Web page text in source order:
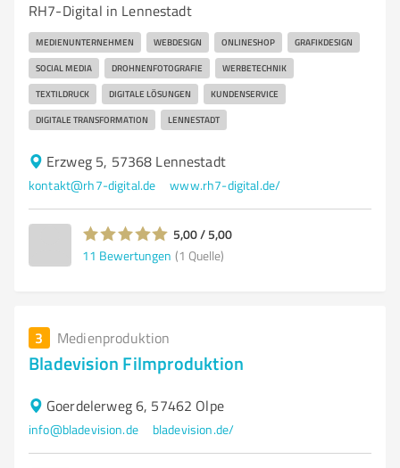
RH7-Digital in Lennestadt
MEDIENUNTERNEHMEN WEBDESIGN ONLINESHOP GRAFIKDESIGN
SOCIAL MEDIA DROHNENFOTOGRAFIE WERBETECHNIK
TEXTILDRUCK DIGITALE LÖSUNGEN KUNDENSERVICE
DIGITALE TRANSFORMATION LENNESTADT
Erzweg 5, 57368 Lennestadt
kontakt@rh7-digital.de www.rh7-digital.de/
5,00 / 5,00
11 Bewertungen (1 Quelle)
3 Medienproduktion
Bladevision Filmproduktion
Goerdelerweg 6, 57462 Olpe
info@bladevision.de bladevision.de/